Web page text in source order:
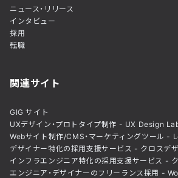
ニュース・リリース
インタビュー
採用
転職
関連サイト
GIG サイト
UXデザイン・プロトタイプ制作 - UX Design
Webサイト制作/CMS・マーケティングツール -
デザイナー特化の採用支援サービス - クロスデ
インフラエンジニア特化の採用支援サービス -
エンジニア・デザイナーのフリーランス採用 -